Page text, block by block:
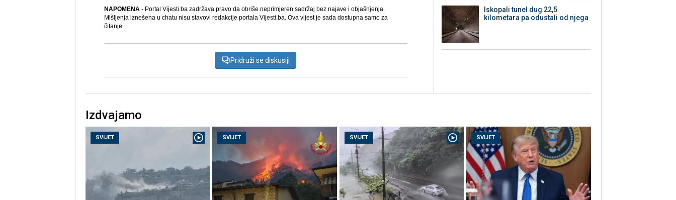
NAPOMENA- Portal Vijesti.ba zadržava pravo da obriše neprimjeren sadržaj bez najave i objašnjenja.
Mišljenja iznešena u chatu nisu stavovi redakcije portala Vijesti.ba. Ova vijest je sada dostupna samo za
čitanje.
Pridruži se diskusiji
Iskopali tunel dug 22,5
kilometara pa odustali od njega
Izdvajamo
SVIJET SVIJET SVIJET SVIJET